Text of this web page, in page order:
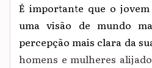
É importante que o
uma visão de mundo
percepção mais clara da
homens e mulheres